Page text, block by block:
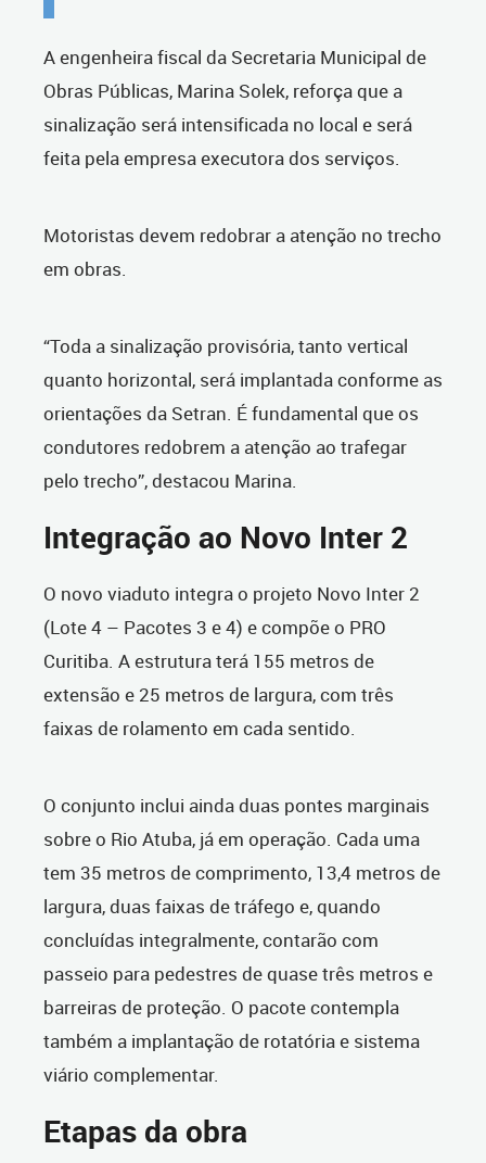
A engenheira fiscal da Secretaria Municipal de
Obras Públicas, Marina Solek, reforça que a
sinalização será intensificada no local e será
feita pela empresa executora dos serviços.
Motoristas devem redobrar a atenção no trecho
em obras.
“Toda a sinalização provisória, tanto vertical
quanto horizontal, será implantada conforme as
orientações da Setran. É fundamental que os
condutores redobrem a atenção ao trafegar
pelo trecho”, destacou Marina.
Integração ao Novo Inter 2
O novo viaduto integra o projeto Novo Inter 2
(Lote 4 – Pacotes 3 e 4) e compõe o PRO
Curitiba. A estrutura terá 155 metros de
extensão e 25 metros de largura, com três
faixas de rolamento em cada sentido.
O conjunto inclui ainda duas pontes marginais
sobre o Rio Atuba, já em operação. Cada uma
tem 35 metros de comprimento, 13,4 metros de
largura, duas faixas de tráfego e, quando
concluídas integralmente, contarão com
passeio para pedestres de quase três metros e
barreiras de proteção. O pacote contempla
também a implantação de rotatória e sistema
viário complementar.
Etapas da obra